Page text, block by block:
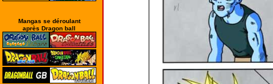
Mangas se déroulant
après Dragon ball